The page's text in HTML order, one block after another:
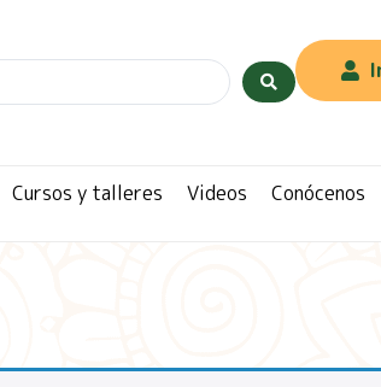
Cursos y talleres Videos Conócenos